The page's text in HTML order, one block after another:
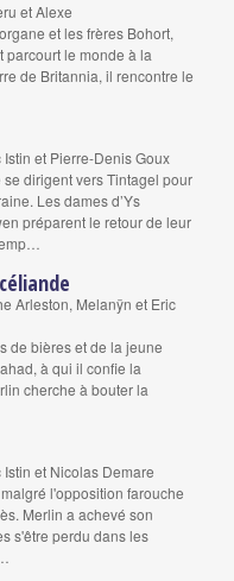
et Alexe
et les frères Bohort,
parcourt le monde à la
de Britannia, il rencontre le
et Pierre-Denis Goux
dirigent vers Tintagel pour
Les dames d’Ys
préparent le retour de leur
Arleston, Melanÿn et Eric
de bières et de la jeune
à qui il confie la
cherche à bouter la
et Nicolas Demare
l'opposition farouche
Merlin a achevé son
s'être perdu dans les